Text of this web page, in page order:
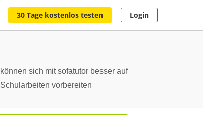
30 Tage kostenlos testen Login
können sich mit sofatutor besser auf
Schularbeiten vorbereiten